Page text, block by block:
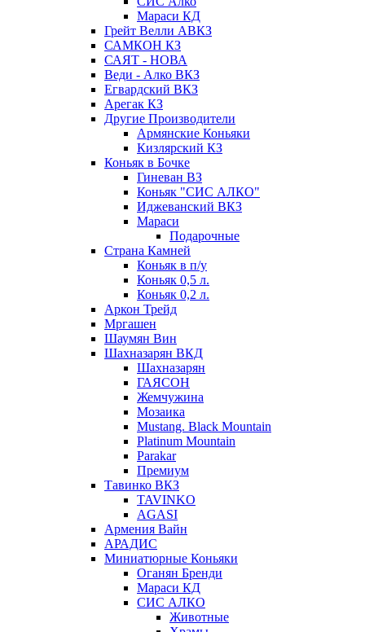
Мараси КД
Грейт Велли АВКЗ
САМКОН КЗ
САЯТ - НОВА
Веди - Алко ВКЗ
Егвардский ВКЗ
Арегак КЗ
Другие Производители
Армянские Коньяки
Кизлярский КЗ
Коньяк в Бочке
Гиневан ВЗ
Коньяк "СИС АЛКО"
Иджеванский ВКЗ
Мараси
Подарочные
Страна Камней
Коньяк в п/у
Коньяк 0,5 л.
Коньяк 0,2 л.
Аркон Трейд
Мргашен
Шаумян Вин
Шахназарян ВКД
Шахназарян
ГАЯСОН
Жемчужина
Мозаика
Mustang. Black Mountain
Platinum Mountain
Parakar
Премиум
Тавинко ВКЗ
TAVINKO
AGASI
Армения Вайн
АРАДИС
Миниатюрные Коньяки
Оганян Бренди
Мараси КД
СИС АЛКО
Животные